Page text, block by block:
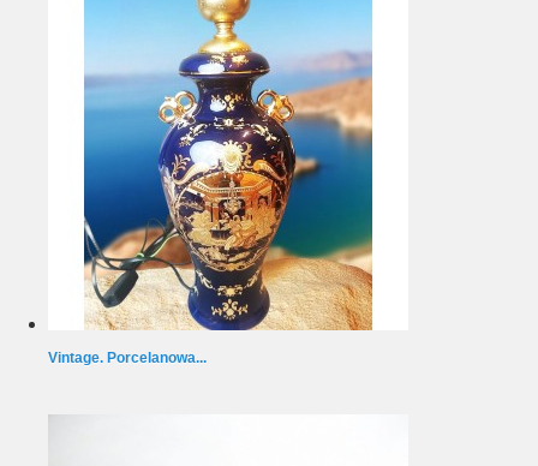
Vintage. Porcelanowa...